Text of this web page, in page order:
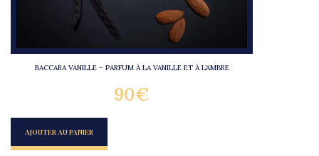
BACCARA VANILLE – PARFUM À LA VANILLE ET À L’AMBRE
90€
AJOUTER AU PANIER